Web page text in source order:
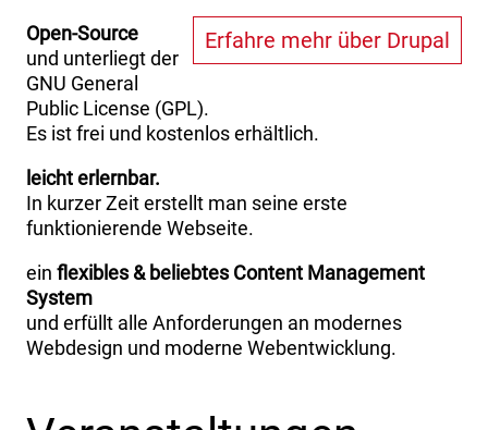
Erfahre mehr über Drupal
Open-Source
und unterliegt der
GNU General
Public License (GPL).
Es ist frei und kostenlos erhältlich.
leicht erlernbar.
In kurzer Zeit erstellt man seine erste
funktionierende Webseite.
ein flexibles & beliebtes Content Management
System
und erfüllt alle Anforderungen an modernes
Webdesign und moderne Webentwicklung.